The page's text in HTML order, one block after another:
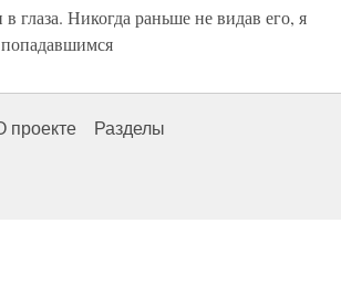
в глаза. Никогда раньше не видав его, я
проекте Разделы